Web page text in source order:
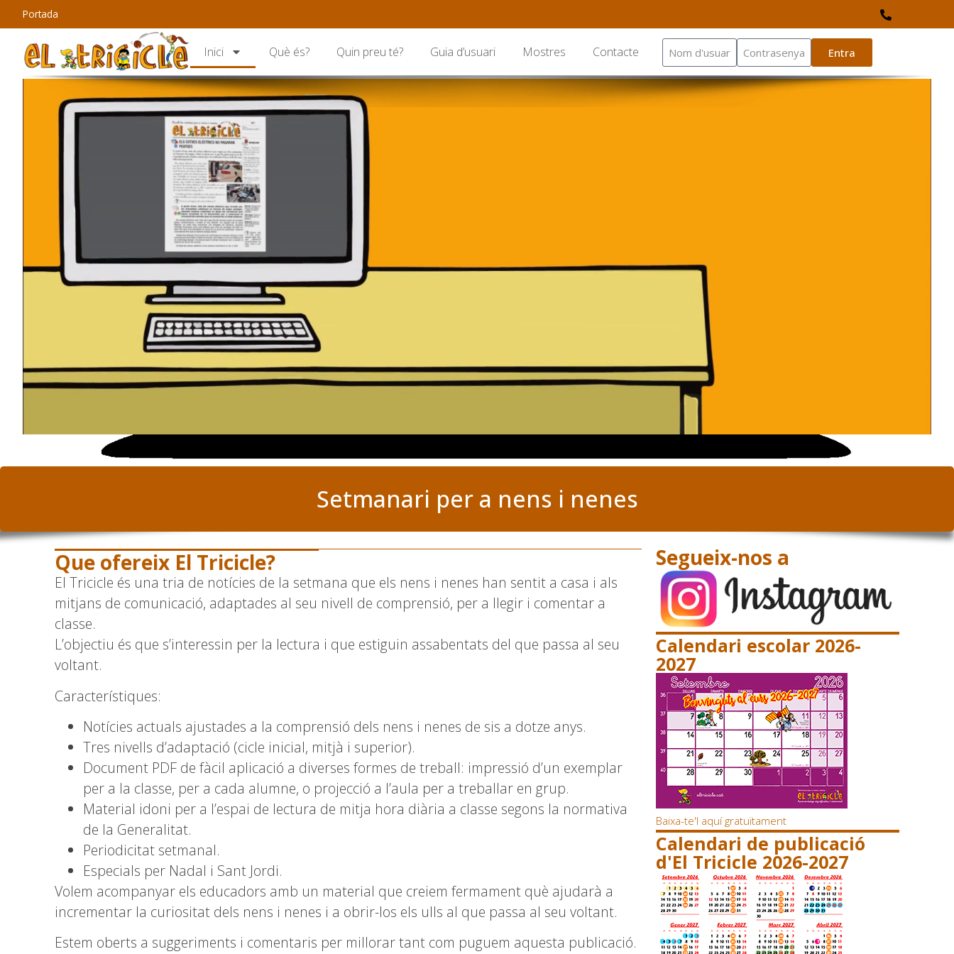
Portada
Inici Què és? Quin preu té? Guia d’usuari Mostres Contacte Entra
Setmanari per a nens i nenes
Que ofereix El Tricicle?
El Tricicle és una tria de notícies de la setmana que els nens i nenes han sentit a casa i als
mitjans de comunicació, adaptades al seu nivell de comprensió, per a llegir i comentar a
classe.
L’objectiu és que s’interessin per la lectura i que estiguin assabentats del que passa al seu
voltant.
Característiques:
Notícies actuals ajustades a la comprensió dels nens i nenes de sis a dotze anys.
Tres nivells d’adaptació (cicle inicial, mitjà i superior).
Document PDF de fàcil aplicació a diverses formes de treball: impressió d’un exemplar
per a la classe, per a cada alumne, o projecció a l’aula per a treballar en grup.
Material idoni per a l’espai de lectura de mitja hora diària a classe segons la normativa
de la Generalitat.
Periodicitat setmanal.
Especials per Nadal i Sant Jordi.
Volem acompanyar els educadors amb un material que creiem fermament què ajudarà a
incrementar la curiositat dels nens i nenes i a obrir-los els ulls al que passa al seu voltant.
Estem oberts a suggeriments i comentaris per millorar tant com puguem aquesta publicació.
Segueix-nos a
Calendari escolar 2026-
2027
Baixa-te'l aquí gratuïtament
Calendari de publicació
d'El Tricicle 2026-2027